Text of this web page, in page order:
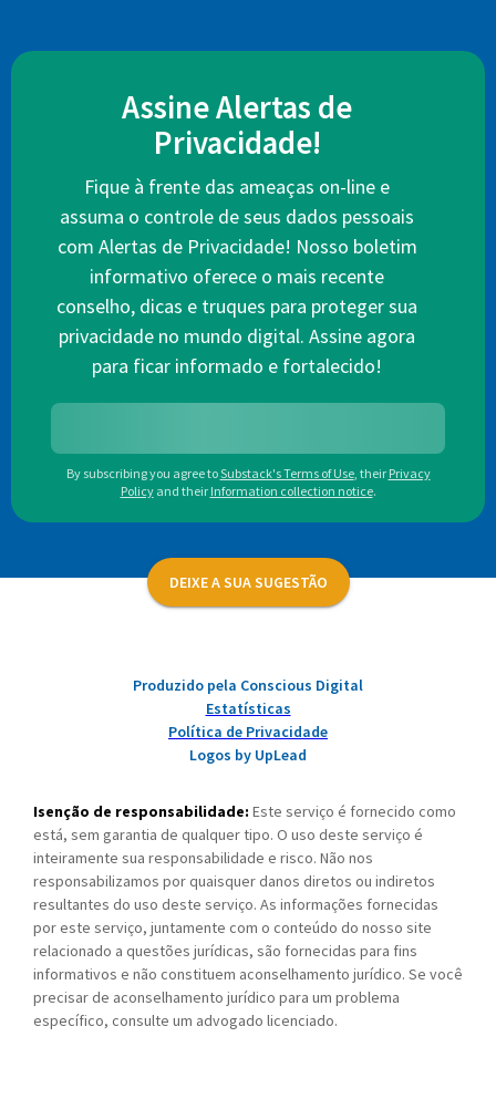
Assine Alertas de
Privacidade!
Fique à frente das ameaças on-line e
assuma o controle de seus dados pessoais
com Alertas de Privacidade! Nosso boletim
informativo oferece o mais recente
conselho, dicas e truques para proteger sua
privacidade no mundo digital. Assine agora
para ficar informado e fortalecido!
By subscribing you agree toSubstack's Terms of Use, their Privacy
Policy and their Information collection notice.
DEIXE A SUA SUGESTÃO
Produzido pela Conscious Digital
Estatísticas
Política de Privacidade
Logos by UpLead
Isenção de responsabilidade: Este serviço é fornecido como
está, sem garantia de qualquer tipo. O uso deste serviço é
inteiramente sua responsabilidade e risco. Não nos
responsabilizamos por quaisquer danos diretos ou indiretos
resultantes do uso deste serviço. As informações fornecidas
por este serviço, juntamente com o conteúdo do nosso site
relacionado a questões jurídicas, são fornecidas para fins
informativos e não constituem aconselhamento jurídico. Se você
precisar de aconselhamento jurídico para um problema
específico, consulte um advogado licenciado.